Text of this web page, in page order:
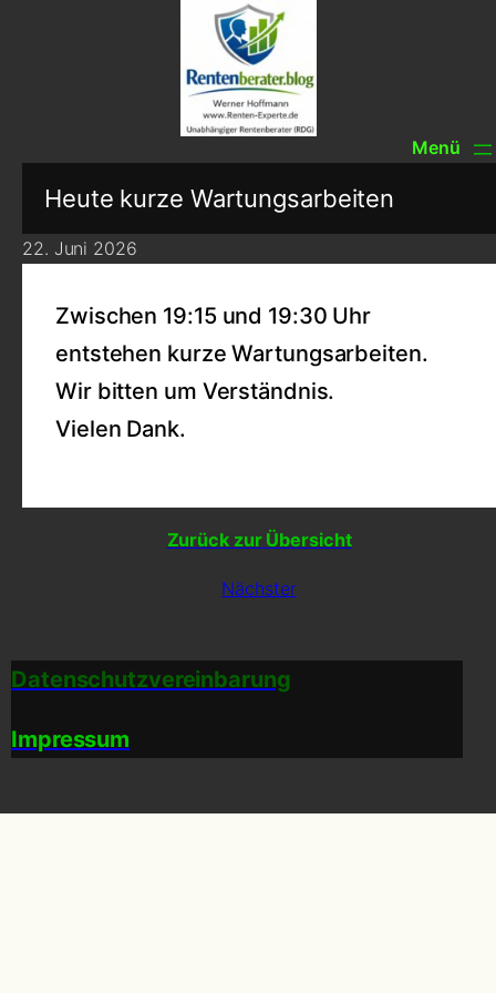
Heute kurze Wartungsarbeiten
22. Juni 2026
Zwischen 19:15 und 19:30 Uhr
entstehen kurze Wartungsarbeiten.
Wir bitten um Verständnis.
Vielen Dank.
Zurück zur Übersicht
Nächster
Datenschutzvereinbarung
Impressum